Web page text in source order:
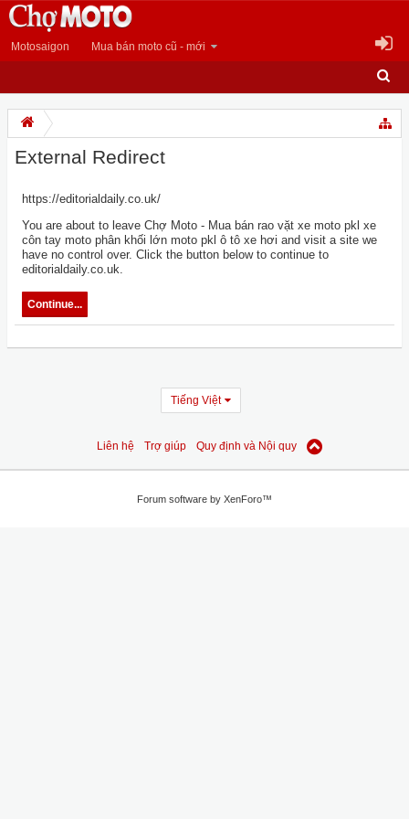
Motosaigon Mua bán moto cũ - mới
External Redirect
https://editorialdaily.co.uk/
You are about to leave Chợ Moto - Mua bán rao vặt xe moto pkl xe
côn tay moto phân khối lớn moto pkl ô tô xe hơi and visit a site we
have no control over. Click the button below to continue to
editorialdaily.co.uk.
Continue...
Tiếng Việt
Liên hệ Trợ giúp Quy định và Nội quy
Forum software by XenForo™